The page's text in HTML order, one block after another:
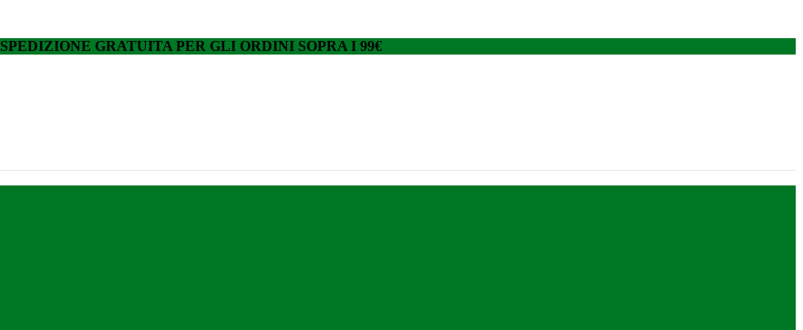
SPEDIZIONE GRATUITA PER GLI ORDINI SOPRA I 99€